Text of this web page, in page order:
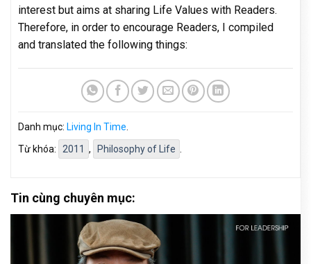
interest but aims at sharing Life Values with Readers.
Therefore, in order to encourage Readers, I compiled
and translated the following things:
Danh mục: Living In Time
Từ khóa:
2011 , Philosophy of Life
Tin cùng chuyên mục: